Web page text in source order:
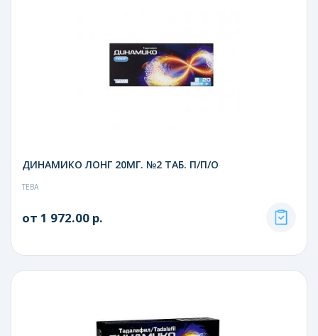
ДИНАМИКО ЛОНГ 20МГ. №2 ТАБ. П/П/О
ТЕВА
от 1 972.00 р.